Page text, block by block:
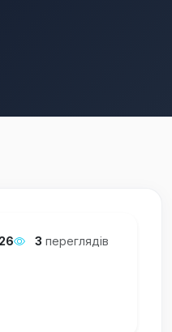
3 переглядів